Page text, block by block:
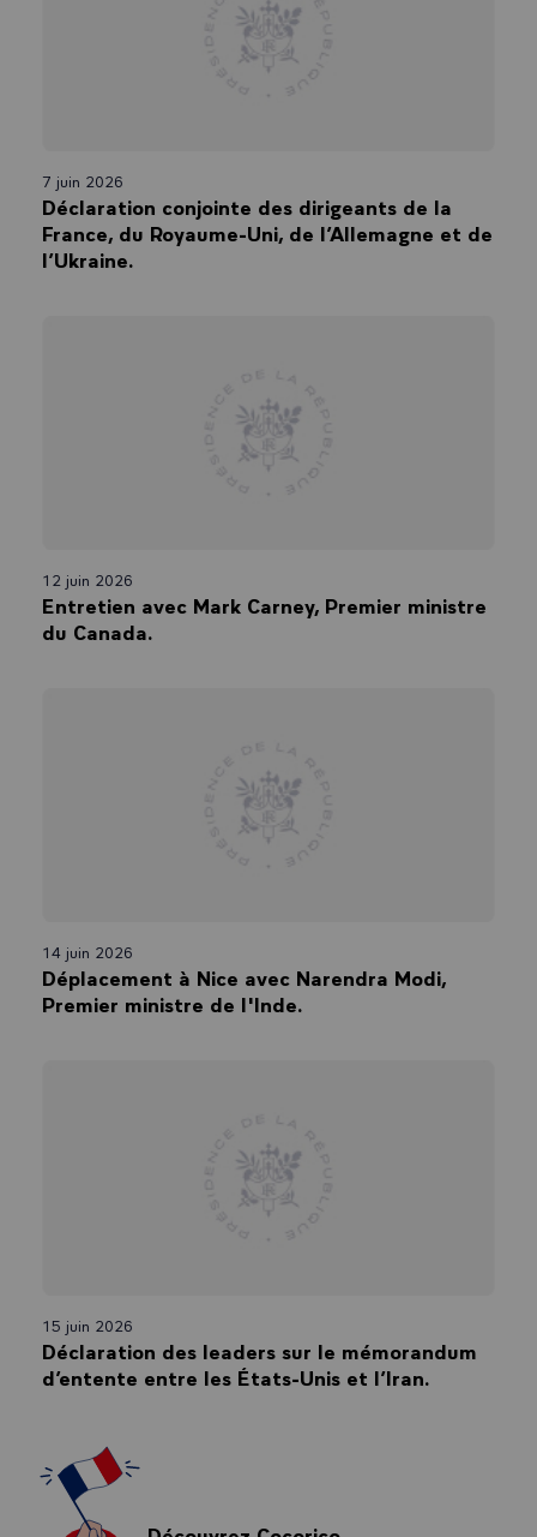
7 juin 2026
Déclaration conjointe des dirigeants de la
France, du Royaume-Uni, de l’Allemagne et de
l’Ukraine.
12 juin 2026
Entretien avec Mark Carney, Premier ministre
du Canada.
14 juin 2026
Déplacement à Nice avec Narendra Modi,
Premier ministre de l'Inde.
15 juin 2026
Déclaration des leaders sur le mémorandum
d’entente entre les États-Unis et l’Iran.